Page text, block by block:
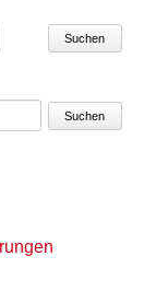
Suchen
Suchen